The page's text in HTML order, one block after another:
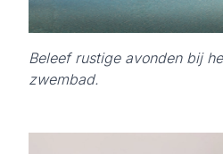
Beleef rustige avonden bij
zwembad.